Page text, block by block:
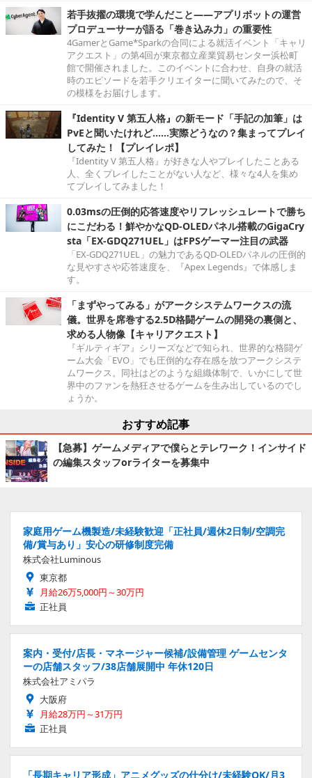
若手抜擢の環境で学んだこと――アプリボットの運営
プロデューサーが語る「巻き込み力」の重要性
4GamerとGame*Sparkの合同による就活イベント「キャリ
アクエスト」の第4回が東京都立産業貿易センター浜松町
館で開催されました。このイベントに合わせ、自身の就活
時のエピソードを若手クリエイターに聞いてみたので、そ
の模様をお届けします。
『Identity V 第五人格』の新モード「手記の加筆」は
PvEと聞いたけれど……実際どうなの？集まってプレイ
してみた！【プレイレポ】
『Identity V 第五人格』が好きな人やプレイしたことある
人、全くプレイしたことがない人など、様々な4人を集め
てプレイしてみました！
0.03msの圧倒的応答速度やリフレッシュレートで勝ち
にこだわる！鮮やかなQD-OLEDパネル搭載のGigaCry
sta「EX-GDQ271UEL」はFPSゲーマー注目の武器
「EX-GDQ271UEL」の魅力であるQD-OLEDパネルの圧倒的
な見やすさや応答速度を、『Apex Legends』で体感しま
す。
「まずやってみる」がアークシステムワークスの流
儀。世界を席巻する2.5D格闘ゲームの開発の裏側と、
求める人物像【キャリアクエスト】
『ギルティギア』シリーズなどで知られ、世界的な格闘ゲ
ーム大会「EVO」でも圧倒的な存在感を放つアークシステ
ムワークス。同社はどのような組織体制で、いかにして世
界中のファンを熱狂させるゲームを生み出しているのでし
ょうか。
おすすめ記事
【急募】ゲームメディアで僕らとテレワーク！インサイド
の編集スタッフorライターを募集中
家庭用ゲーム機製造/未経験歓迎「正社員/週休2日制/空調完
備/賞与あり」安心の研修制度完備
株式会社Luminous
東京都
月給26万5,000円～30万円
正社員
案内・受付/店長・マネージャー候補/設備管理 ゲームセンタ
ーの店舗スタッフ/38店舗展開中 年休120日
株式会社アミパラ
大阪府
月給28万円～31万円
正社員
「長期キャリア形成」アニメグッズの仕分け/未経験OK/月3